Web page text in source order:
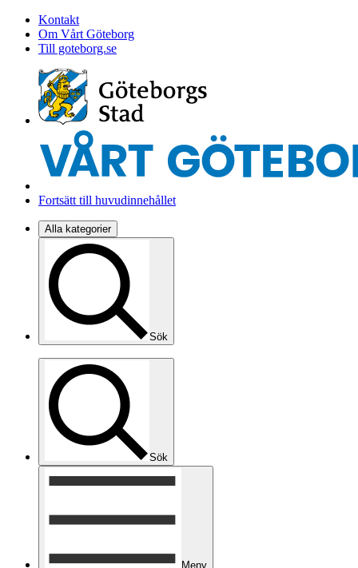
Kontakt
Om Vårt Göteborg
Till goteborg.se
Fortsätt till huvudinnehållet
Alla kategorier
Sök
Sök
Meny